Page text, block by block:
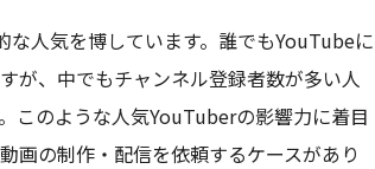
人気を博しています。誰でもYouTubeに
が、中でもチャンネル登録者数が多い人
このような人気YouTuberの影響力に着目
画の制作・配信を依頼するケースがあり